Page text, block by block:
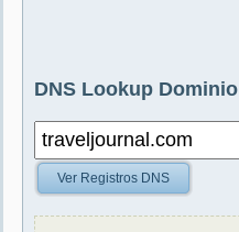
DNS Lookup Dominio
Ver Registros DNS